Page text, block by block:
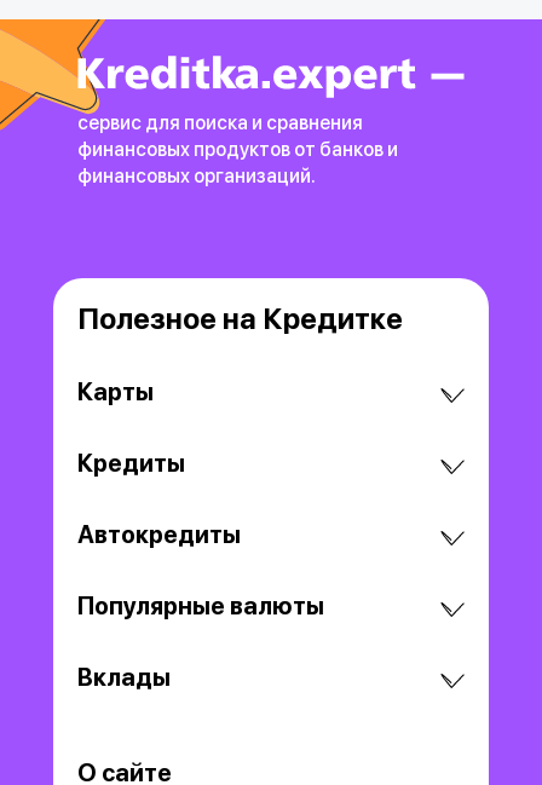
сервис для поиска и сравнения
финансовых продуктов от банков и
финансовых организаций.
Полезное на Кредитке
Карты
Кредиты
Автокредиты
Популярные валюты
Вклады
О сайте